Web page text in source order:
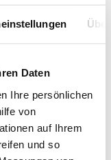
Daten
Ihre persönlichen
von
auf Ihrem
und so